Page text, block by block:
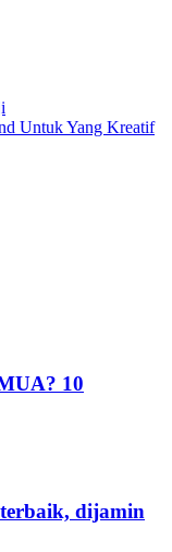
Untuk Yang Kreatif
10
dijamin